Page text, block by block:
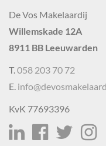
De Vos Makelaardij
Willemskade 12A
8911 BB Leeuwarden
T.058 203 70 72
E.
KvK 77693396